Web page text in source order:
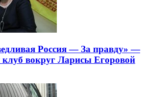
Россия — За правду» —
клуб вокруг Ларисы Егоровой